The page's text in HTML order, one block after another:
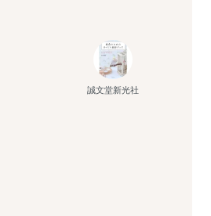
誠文堂新光社